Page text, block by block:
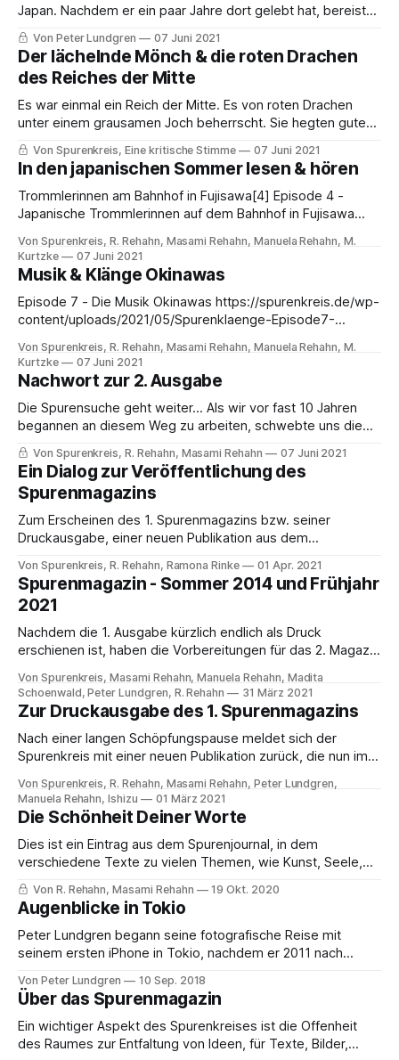
Japan. Nachdem er ein paar Jahre dort gelebt hat, bereist
er das Land der aufgehenden Sonne, seit seiner Rückkehr,
mindestens einmal im Jahr. Dies ist der Auftakt einer Reihe
mit seinen Bildern, quasi der Einstand unserer
Zusammenarbeit. Im ersten Teil
Von Peter Lundgren 07 Juni 2021
Der lächelnde Mönch & die roten Drachen
des Reiches der Mitte
Es war einmal ein Reich der Mitte. Es von roten Drachen
unter einem grausamen Joch beherrscht. Sie hegten gute
Beziehungen zu all den brutalen und erbarmungslosen
Reichen der Welt. In diesen Reichen litt das Volk Hunger,
Andersdenkende wurden gefangen genommen, gefoltert,
schikaniert und ermordet. Die herrschenden Drachen
nahmen sich jedoch
Von Spurenkreis, Eine kritische Stimme 07 Juni 2021
In den japanischen Sommer lesen & hören
Trommlerinnen am Bahnhof in Fujisawa[4] Episode 4 -
Japanische Trommlerinnen auf dem Bahnhof in Fujisawa
In_den_japanischen_Sommer_hoeren-Episode4.mp3
SpurenradioSpurenkreis
[https://radio.spurenkreis.net/episode4-japanische-
trommlerinnen-auf-dem-bahnhof-in-fujisawa/] Der
japanische Sommer ist die Zeit
Von Spurenkreis, R. Rehahn, Masami Rehahn, Manuela Rehahn, M.
Kurtzke
07 Juni 2021
Musik & Klänge Okinawas
Episode 7 - Die Musik Okinawas https://spurenkreis.de/wp-
content/uploads/2021/05/Spurenklaenge-Episode7-
[https://radio.spurenkreis.net/episode7-die-musik-
okinawas/]Okinawa, welches eigentlich Ryukyu heißt, und
heute ein Teil von Japan ist, war lange Zeit ein eigenes
Königreich, bis ein japanisches Fürstentum
Von Spurenkreis, R. Rehahn, Masami Rehahn, Manuela Rehahn, M.
Kurtzke
07 Juni 2021
Nachwort zur 2. Ausgabe
Die Spurensuche geht weiter... Als wir vor fast 10 Jahren
begannen an diesem Weg zu arbeiten, schwebte uns die
Ausgabe 1 als ultimatives Ziel vor Augen. Es hat eine Weile
gedauert, aber einmal an Fahrt aufgenommen, spürt man
wie die nächste Ausgabe einfacher & schwerer zugleich
wird, aber hier ist
Von Spurenkreis, R. Rehahn, Masami Rehahn 07 Juni 2021
Ein Dialog zur Veröffentlichung des
Spurenmagazins
Zum Erscheinen des 1. Spurenmagazins bzw. seiner
Druckausgabe, einer neuen Publikation aus dem
Geokultur- und Inspirationscoach von Leben und Wandel,
und Spurenkreis | Verlag & Magazin Herausgeber R. Rehahn
entstanden, welches wir hier veröffentlichen möchten.
Dabei wird ein weiter Bogen, von den Anfängen
Von Spurenkreis, R. Rehahn, Ramona Rinke 01 Apr. 2021
Spurenmagazin - Sommer 2014 und Frühjahr
2021
Nachdem die 1. Ausgabe kürzlich endlich als Druck
erschienen ist, haben die Vorbereitungen für das 2. Magazin
Ankündigung diesbezüglich machen. Mit der 1. Ausgabe ist,
wie im Schlusswort des Magazins beschrieben, ein ersten
Anfang gemacht, aber hiermit nun die zweite Ausgabe
Wirklichkeit
Von Spurenkreis, Masami Rehahn, Manuela Rehahn, Madita
Schoenwald, Peter Lundgren, R. Rehahn
31 März 2021
Zur Druckausgabe des 1. Spurenmagazins
Nach einer langen Schöpfungspause meldet sich der
Spurenkreis mit einer neuen Publikation zurück, die nun im
neues Werk mit Artikeln und Bilderreihen zur Spurensuche
aus den Bereichen Menschen, Leben, Kultur, Länder &
mehr… Die 1. Ausgabe beschäftigt sich mit vielfältigen
Themen: Eine Reportage
Von Spurenkreis, R. Rehahn, Masami Rehahn, Peter Lundgren,
Manuela Rehahn, Ishizu
01 März 2021
Die Schönheit Deiner Worte
Dies ist ein Eintrag aus dem Spurenjournal, in dem
verschiedene Texte zu vielen Themen, wie Kunst, Seele,
Empfindungen & mehr veröffentlicht werden. Traurig öffne
ich die edle Schatulle und finde Deine Zeilen an mich darin,
die über die Jahre, von Deiner Hoffnung, Träumen und Liebe
erzählen, in süßen, liebevoll, zarten
Von R. Rehahn, Masami Rehahn 19 Okt. 2020
Augenblicke in Tokio
Peter Lundgren begann seine fotografische Reise mit
seinem ersten iPhone in Tokio, nachdem er 2011 nach
beeindruckt, fing er an die Orte zu dokumentieren, die er
besuchte. Anfangs um Erinnerungen festzuhalten, aber bald
auch um mit der Fotografie die großartige und vielfältige
Stadt
Von Peter Lundgren 10 Sep. 2018
Über das Spurenmagazin
Ein wichtiger Aspekt des Spurenkreises ist die Offenheit
des Raumes zur Entfaltung von Ideen, für Texte, Bilder,